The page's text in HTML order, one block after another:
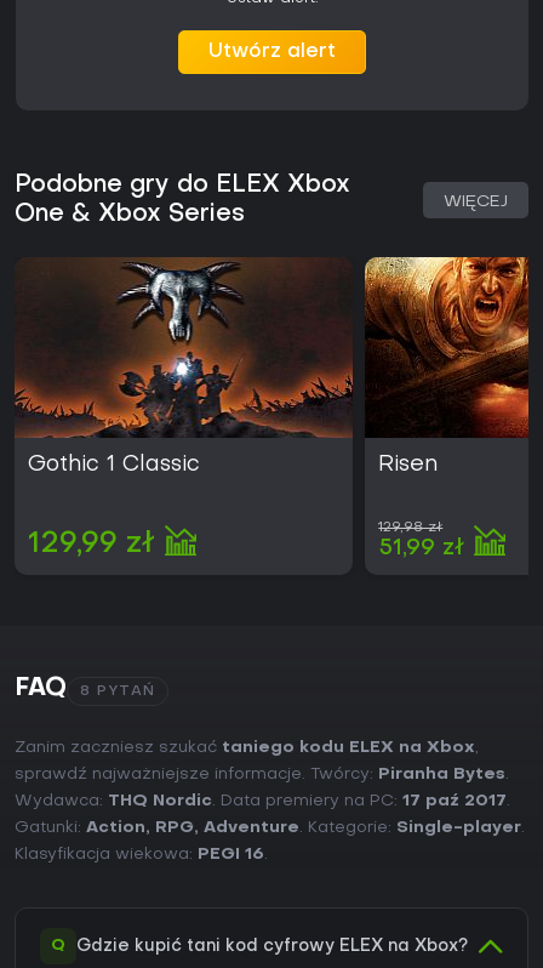
stymulantów i narzędzi o anarchicznym charakterze.
Przyłączenie się do jednej z frakcji odblokowuje unikalne
wątki fabularne, handlarzy i zdolności, przy zachowaniu
Czy warto zagrać?
krytyków. Chwalona jest ambicja projektu, znaczenie
dokonywanych wyborów oraz satysfakcjonujące poczucie
progresji po pokonaniu początkowego skoku trudności.
Osoby ceniące przemyślane tempo, rozbudowany system
frakcji i swobodną eksplorację często uznają grę za
satysfakcjonującą po poświęceniu czasu na opanowanie
wczesnych wyzwań. Tytuł działa na konsolach Xbox One i
Xbox Series, z obsługą wsteczną zapewniającą możliwość
powrotu do gry wiele lat po premierze. Nie ma sezonowych
aktualizacji ani większych dodatków zmieniających
podstawową wersję, dzięki czemu oryginalna wizja
poznawać jej mechaniki, a nie tym, którzy oczekują
dopracowanych tutoriali czy zrównoważonego poziomu
Utwórz alert
Podobne gry do ELEX Xbox
One & Xbox Series
WIĘCEJ
Gothic 1 Classic
129,99 zł
Risen
129,98 zł
51,99 zł
FAQ 8 PYTAŃ
Zanim zaczniesz szukać taniego kodu ELEX na Xbox,
sprawdź najważniejsze informacje. Twórcy:
Piranha Bytes.
Wydawca: THQ Nordic. Data premiery na PC: 17 paź 2017.
Gatunki: Action, RPG, Adventure. Kategorie: Single-player.
Klasyfikacja wiekowa:
PEGI 16.
Q Gdzie kupić tani kod cyfrowy ELEX na Xbox?